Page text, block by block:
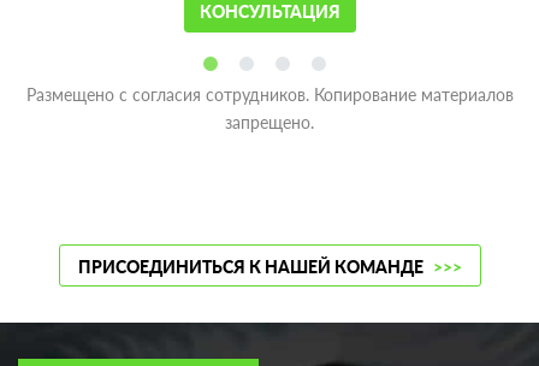
КОНСУЛЬТАЦИЯ
Размещено с согласия сотрудников. Копирование материалов
запрещено.
ПРИСОЕДИНИТЬСЯ К НАШЕЙ КОМАНДЕ >>>